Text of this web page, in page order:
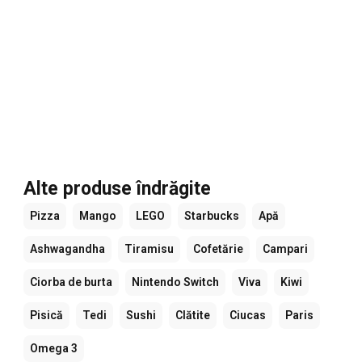
Alte produse îndrăgite
Pizza Mango LEGO Starbucks Apă
Ashwagandha Tiramisu Cofetărie Campari
Ciorba de burta Nintendo Switch Viva Kiwi
Pisică Tedi Sushi Clătite Ciucas Paris
Omega 3